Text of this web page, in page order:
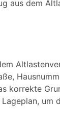
aus dem
korrekte
um